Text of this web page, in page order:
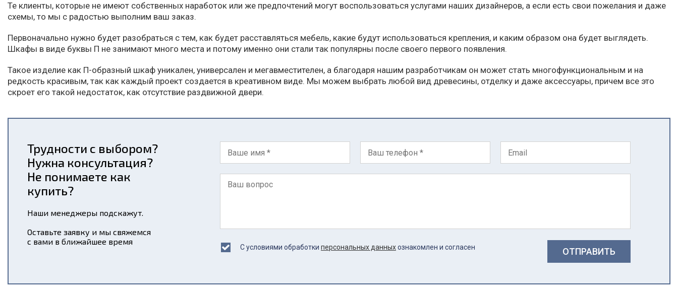
Те клиенты, которые не имеют собственных наработок или же предпочтений могут воспользоваться услугами наших дизайнеров, а если есть свои пожелания и даже
схемы, то мы с радостью выполним ваш заказ.
Первоначально нужно будет разобраться с тем, как будет расставляться мебель, какие будут использоваться крепления, и каким образом она будет выглядеть.
Шкафы в виде буквы П не занимают много места и потому именно они стали так популярны после своего первого появления.
Такое изделие как П-образный шкаф уникален, универсален и мегавместителен, а благодаря нашим разработчикам он может стать многофункциональным и на
редкость красивым, так как каждый проект создается в креативном виде. Мы можем выбрать любой вид древесины, отделку и даже аксессуары, причем все это
скроет его такой недостаток, как отсутствие раздвижной двери.
Трудности с выбором?
Нужна консультация?
Не понимаете как
купить?
Наши менеджеры подскажут.
Оставьте заявку и мы свяжемся
с вами в ближайшее время
С условиями обработки персональных данныхознакомлен и согласен ОТПРАВИТЬ